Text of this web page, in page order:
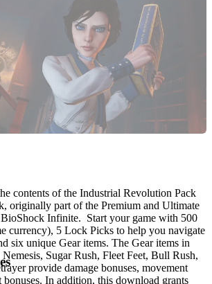
contents of the Industrial Revolution Pack
originally part of the Premium and Ultimate
Infinite. Start your game with 500
currency), 5 Lock Picks to help you navigate
six unique Gear items. The Gear items in
Sugar Rush, Fleet Feet, Bull Rush,
provide damage bonuses, movement
bonuses. In addition, this download grants